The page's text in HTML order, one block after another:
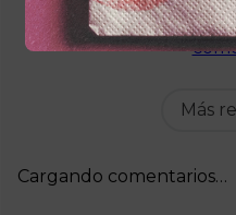
Por favor, inicia
Más
Cargando comentarios…